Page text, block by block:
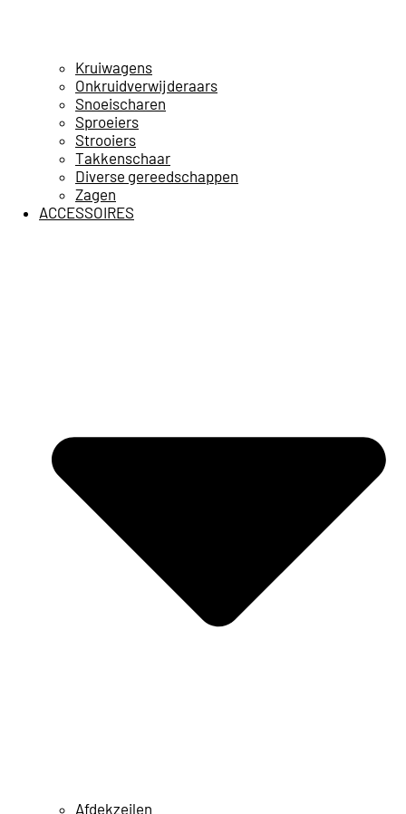
Kruiwagens
Onkruidverwijderaars
Snoeischaren
Sproeiers
Strooiers
Takkenschaar
Diverse gereedschappen
Zagen
ACCESSOIRES
Afdekzeilen